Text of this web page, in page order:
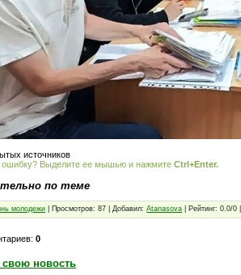
источников
ошибку? Выделите ее мышью и нажмитеCtrl+Enter.
по теме
молодежи | Просмотров: 87 | Добавил:Atanasova | Рейтинг: 0.0/0 |
0
свою новость